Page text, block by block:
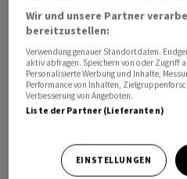
Resilienz und Sicherheit.
Die Hafenbetreiber wollen
erreichen, dass die Häfen
nationaler Bedeutung
einbringt, insbesondere bei
Sicherheit und Infrastruktur.
Wir und unsere Partner
bereitzustellen:
Verwendung genauer Standortdaten.
aktiv abfragen. Speichern von oder Zugriff
Personalisierte Werbung und Inhalte,
Performance von Inhalten,
Verbesserung von Angeboten.
Liste der Partner (Lieferanten)
EINSTELLUNGEN